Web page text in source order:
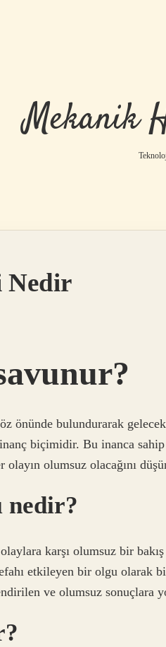
Mekanik
Nedir
önünde bulundurarak
biçimidir. Bu inanca
olumsuz olacağını
nedir?
karşı olumsuz bir bakış
etkileyen bir olgu olarak
ve olumsuz sonuçlara